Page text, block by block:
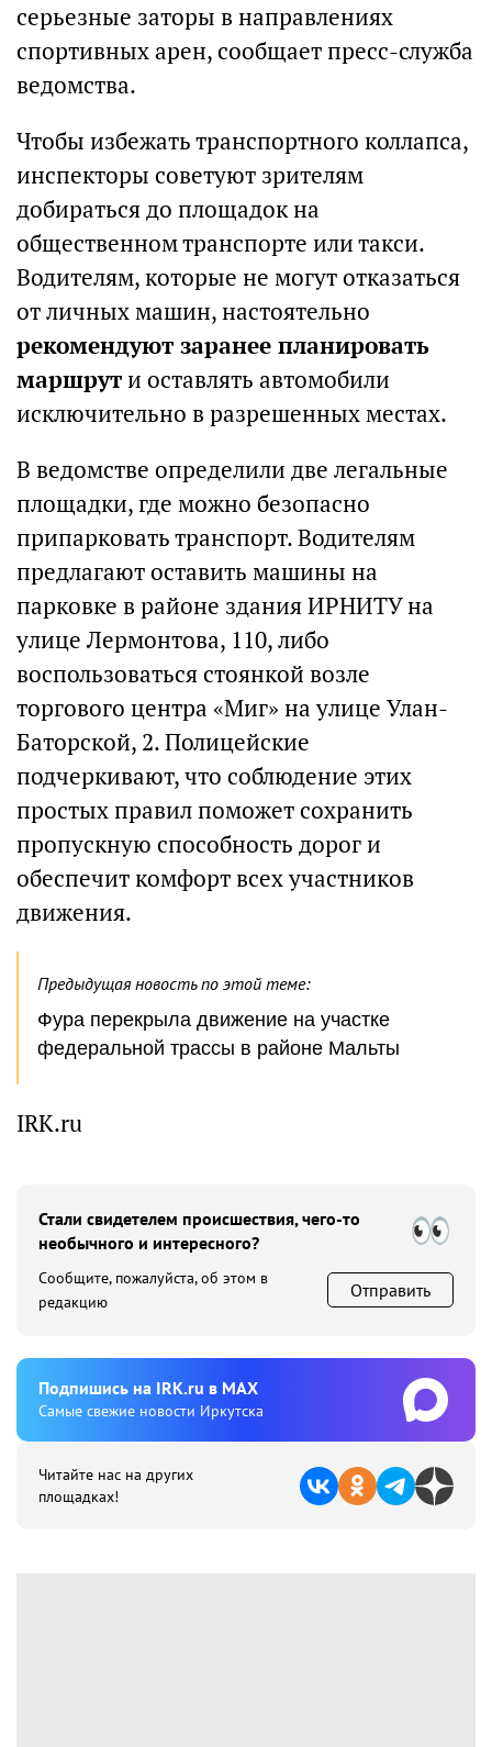
серьезные заторы в направлениях
спортивных арен, сообщает пресс-служба
ведомства.
Чтобы избежать транспортного коллапса,
инспекторы советуют зрителям
добираться до площадок на
общественном транспорте или такси.
Водителям, которые не могут отказаться
от личных машин, настоятельно
рекомендуют заранее планировать
маршрути оставлять автомобили
исключительно в разрешенных местах.
В ведомстве определили две легальные
площадки, где можно безопасно
припарковать транспорт. Водителям
предлагают оставить машины на
парковке в районе здания ИРНИТУ на
улице Лермонтова, 110, либо
воспользоваться стоянкой возле
торгового центра «Миг» на улице Улан-
Баторской, 2. Полицейские
подчеркивают, что соблюдение этих
простых правил поможет сохранить
пропускную способность дорог и
обеспечит комфорт всех участников
движения.
Предыдущая новость по этой теме:
Фура перекрыла движение на участке
федеральной трассы в районе Мальты
IRK.ru
Стали свидетелем происшествия, чего-то
необычного и интересного?
Сообщите, пожалуйста, об этом в
редакцию
Отправить
Подпишиcь на IRK.ru в MAX
Cамые свежие новости Иркутска
Читайте нас на других
площадках!